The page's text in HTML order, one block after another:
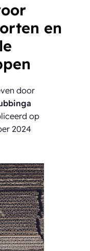
en
door
op
2024